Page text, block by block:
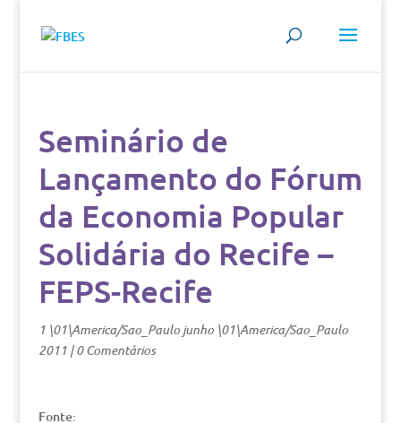
Seminário de
Lançamento do Fórum
da Economia Popular
Solidária do Recife –
FEPS-Recife
1 \01\America/Sao_Paulo junho \01\America/Sao_Paulo
2011|0 Comentários
Fonte: